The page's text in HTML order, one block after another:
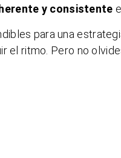
y consistente
para una
el ritmo. Pero no